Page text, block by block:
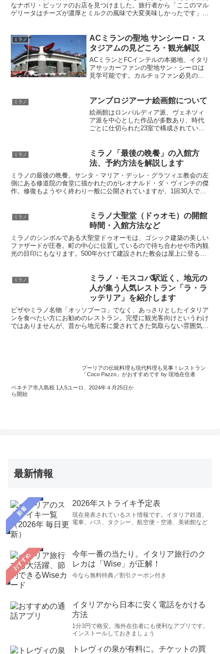
なナポリ・ピッツァのお店を見つけました。旅行者から「ここのマル
ゲリータはチーズが濃厚とミルクの風味で大変美味しかったです」と
います。
ミラノ
ACミランの聖地 サンシーロ・ス
タジアムの見どころ・観光解説
ACミランとFCインテルの本拠地、イタリ
アサッカーファンの聖地サン・シーロは
見学可能です。カルチョファン必見のス
していてピッチやロッカールーム、テレ
す。ミラノ在住公認ガイドによるサンシ
ーロ見学ツアーも開催中です。
ミラノ アンブロジアーナ絵画館について
絵画館はロンバルディア派、ヴェネツィ
ア派を中心とした作品が多数あり、時代
ごとに仕切られた23室で構成されていま
「天涯の聖母子」、ラッファエッロの
「アテネの学童」のデッサン（ローマの
システィーナ礼拝堂に描かれた下絵）、
カラヴァッジオの「果物篭」など。
ミラノ
ミラノ「最後の晩餐」の入館方
法、予約方法を解説します
ミラノの最後の晩餐。サンタ・マリア・デッレ・グラツィエ教会の左
側にある修道院の食堂に描かれたのがレオナルド・ダ・ヴィンチの傑
作。修復もようやく終わり一般に公開されていますが、1回30人で15
ミラノ
ミラノ大聖堂（ドゥオモ）の開館
時間・入館方法など
ミラノのシンボルである大聖堂ドゥオーモは、ゴシック建築の美しい
ファザードが圧巻。町の中心に位置しているので待ち合わせや市内観
光の目印にもなります。500年かけて建設された教会は屋上に登るこ
ミラノ
ミラノ・モスコバ駅近く、地元の
人が集う人気レストラン「ラ・ラ
ッテリア」を紹介します
ビザやミラノ名物「オッソブーコ」でなく、あっさりとしたイタリア
ンを食べたい方にお勧めのレストラン。完璧に観光客向けというわけ
ではありませんが、昔から地元客に愛されてきた気取らない雰囲気
プーリアの伝統料理も現代料理も見事！レストラン
「Coco Pazzo」がおすすめです by 現地在住者
ベネチア市入島税 1人5ユーロ、2024年４月25日か
ら開始
最新情報
新着
2026年ストライキ予定表
現在発表されているスト情報です。イタリア鉄道、
電車、バス、タクシー、航空便・空港、美術館など
おすすめ
今年一番の当たり。イタリア旅行のク
レカは「Wise」が正解！
今なら無料特典／割引クーポン付き
イタリアから日本に安く電話をかける
方法
1分3円で格安。海外在住者にも便利なアプリです。
インストールしておきましょう
トレヴィの泉が有料に。チケットの買